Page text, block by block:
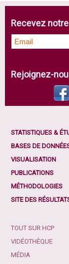
Recevez
Rejoignez-
STATISTIQUES &
BASES DE
VISUALISATION
PUBLICATIONS
MÉTHODOLOGIES
SITE DES
TOUT SUR HCP
VIDÉOTHÈQUE
MÉDIA